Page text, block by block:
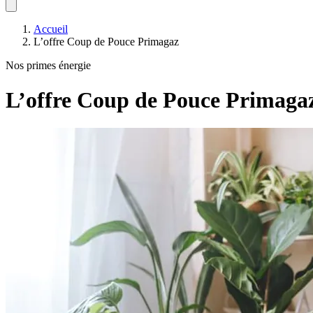
Accueil
L’offre Coup de Pouce Primagaz
Nos primes énergie
L’offre Coup de Pouce